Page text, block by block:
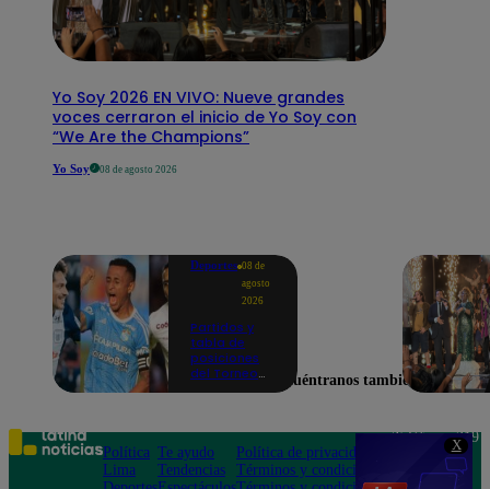
X
Yo Soy 2026 EN VIVO: Nueve grandes
voces cerraron el inicio de Yo Soy con
“We Are the Champions”
Yo Soy 08 de agosto 2026
Deportes 08 de
agosto
2026
Partidos y
tabla de
posiciones
del Torneo
en la fecha 4
Encuéntranos también en
Política
Lima
Te ayudo
Tendencias
Política de privacidad
Términos y condiciones
Teléfono: 219
Av. San